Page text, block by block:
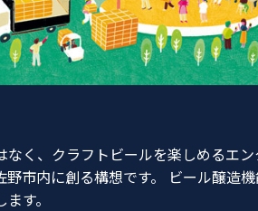
く、クラフトビールを楽しめるエ
市内に創る構想です。 ビール醸造
す。